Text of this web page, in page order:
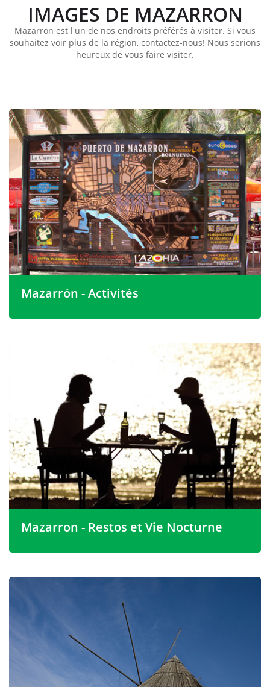
IMAGES DE MAZARRON
Mazarron est l'un de nos endroits préférés à visiter. Si vous
souhaitez voir plus de la région, contactez-nous! Nous serions
heureux de vous faire visiter.
Mazarrón - Activités
mudéjar, et les ruines du château de Velez sont des
bâtiments incontournables lorsque vous avez acheté
votre propriété à Mazarron en Espagne. Mais la nature
peut couronner cela avec la séduisante Ciudad
Encantada côtière (ville enchantée), des formes de grès
sculptées par l'eau et le vent.
Au fond du port, la nouvelle marina avec sa gamme
d'embarcations de mer impressionnantes est
complétée par un parking souterrain et des centres
commerciaux pour le shopping et une large gamme.
Mazarron - Restos et Vie Nocturne
ainsi qu'une sélection adaptée à une cuisine plus
internationale. Les restaurants chics du front de mer du
port sont aussi bons que n'importe quel autre sur la
Costa Calida, et c'est ici que vous trouverez également
une vie nocturne animée, alors cherchez un
appartement à vendre à Mazarron si cela vous convient
davantage.